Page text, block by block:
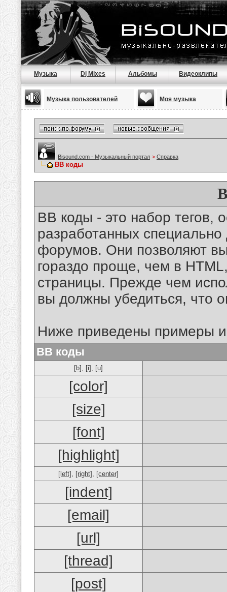
Музыка Dj Mixes Альбомы Видеоклипы
Музыка пользователей Моя музыка
Bisound.com - Музыкальный портал > Справка
BB коды
BB коды - это набор тегов,
разработанных
форумов. Они позволяют
гораздо проще, чем в
страницы. Прежде чем
вы должны убедиться, что
Ниже приведены примеры
BB коды
[b] , [i] , [u]
[color]
[size]
[font]
[highlight]
[left] , [right] , [center]
[indent]
[email]
[url]
[thread]
[post]